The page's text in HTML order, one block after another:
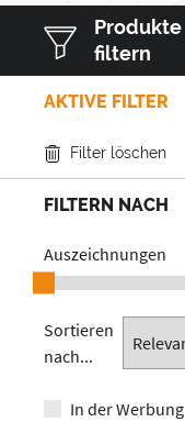
Produkte
filtern
AKTIVE FILTER
Filter löschen
FILTERN NACH
Auszeichnungen
Sortieren
nach...
In der Werbung